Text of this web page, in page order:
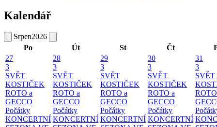
Kalendář
Srpen2026
Po
Út St Čt
27
3
SVĚT
KOSTIČEK
ROTO a
GECCO
Počátky
KONCERTNÍ
28
3
SVĚT
KOSTIČEK
ROTO a
GECCO
Počátky
KONCERTNÍ
29
3
SVĚT
KOSTIČEK
ROTO a
GECCO
Počátky
KONCERTNÍ
30
3
SVĚT
KOSTIČEK
ROTO a
GECCO
Počátky
KONCERTNÍ
31
3
SVĚT